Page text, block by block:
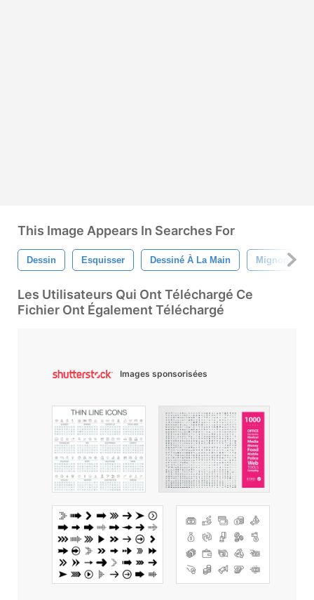
This Image Appears In Searches For
Dessin Esquisser Dessiné À La Main Mignonne
Les Utilisateurs Qui Ont Téléchargé Ce
Fichier Ont Également Téléchargé
Images sponsorisées